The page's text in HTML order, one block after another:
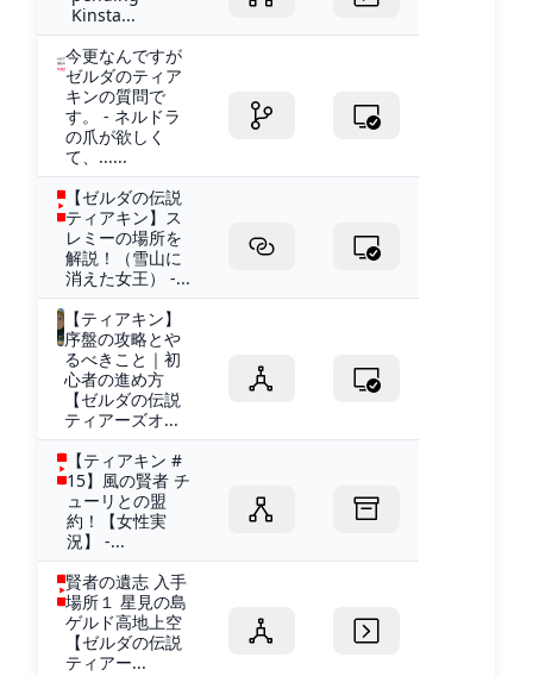
Kinsta...
今更なんですが
ゼルダのティア
キンの質問で
す。 - ネルドラ
の爪が欲しく
て、......
【ゼルダの伝説
ティアキン】ス
レミーの場所を
解説！（雪山に
消えた女王） -...
【ティアキン】
序盤の攻略とや
るべきこと｜初
心者の進め方
【ゼルダの伝説
ティアーズオ...
【ティアキン #
15】風の賢者 チ
ューリとの盟
約！【女性実
況】 -...
賢者の遺志 入手
場所１ 星見の島
ゲルド高地上空
【ゼルダの伝説
ティアー...